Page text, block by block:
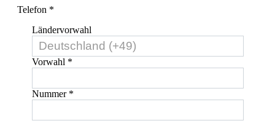
Telefon *
Ländervorwahl
Vorwahl *
Nummer *